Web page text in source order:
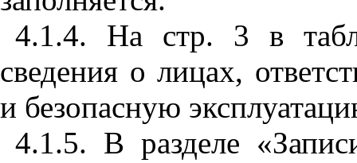
4.1.4. На стр. 3 в
сведения о лицах,
и безопасную
4.1.5. В разделе